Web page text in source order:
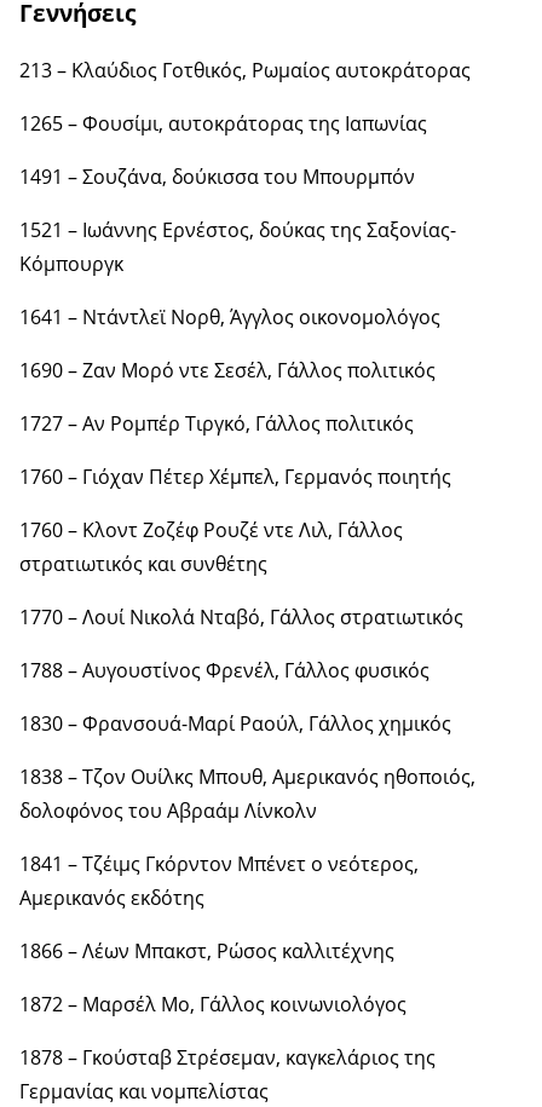
Γεννήσεις
213 – Κλαύδιος Γοτθικός, Ρωμαίος αυτοκράτορας
1265 – Φουσίμι, αυτοκράτορας της Ιαπωνίας
1491 – Σουζάνα, δούκισσα του Μπουρμπόν
1521 – Ιωάννης Ερνέστος, δούκας της Σαξονίας-
Κόμπουργκ
1641 – Ντάντλεϊ Νορθ, Άγγλος οικονομολόγος
1690 – Ζαν Μορό ντε Σεσέλ, Γάλλος πολιτικός
1727 – Αν Ρομπέρ Τιργκό, Γάλλος πολιτικός
1760 – Γιόχαν Πέτερ Χέμπελ, Γερμανός ποιητής
1760 – Κλοντ Ζοζέφ Ρουζέ ντε Λιλ, Γάλλος
στρατιωτικός και συνθέτης
1770 – Λουί Νικολά Νταβό, Γάλλος στρατιωτικός
1788 – Αυγουστίνος Φρενέλ, Γάλλος φυσικός
1830 – Φρανσουά-Μαρί Ραούλ, Γάλλος χημικός
1838 – Τζον Ουίλκς Μπουθ, Αμερικανός ηθοποιός,
δολοφόνος του Αβραάμ Λίνκολν
1841 – Τζέιμς Γκόρντον Μπένετ ο νεότερος,
Αμερικανός εκδότης
1866 – Λέων Μπακστ, Ρώσος καλλιτέχνης
1872 – Μαρσέλ Μο, Γάλλος κοινωνιολόγος
1878 – Γκούσταβ Στρέσεμαν, καγκελάριος της
Γερμανίας και νομπελίστας